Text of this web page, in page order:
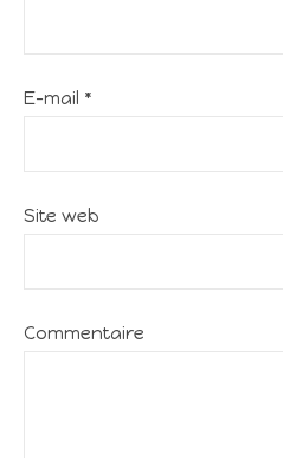
E-mail *
Site web
Commentaire